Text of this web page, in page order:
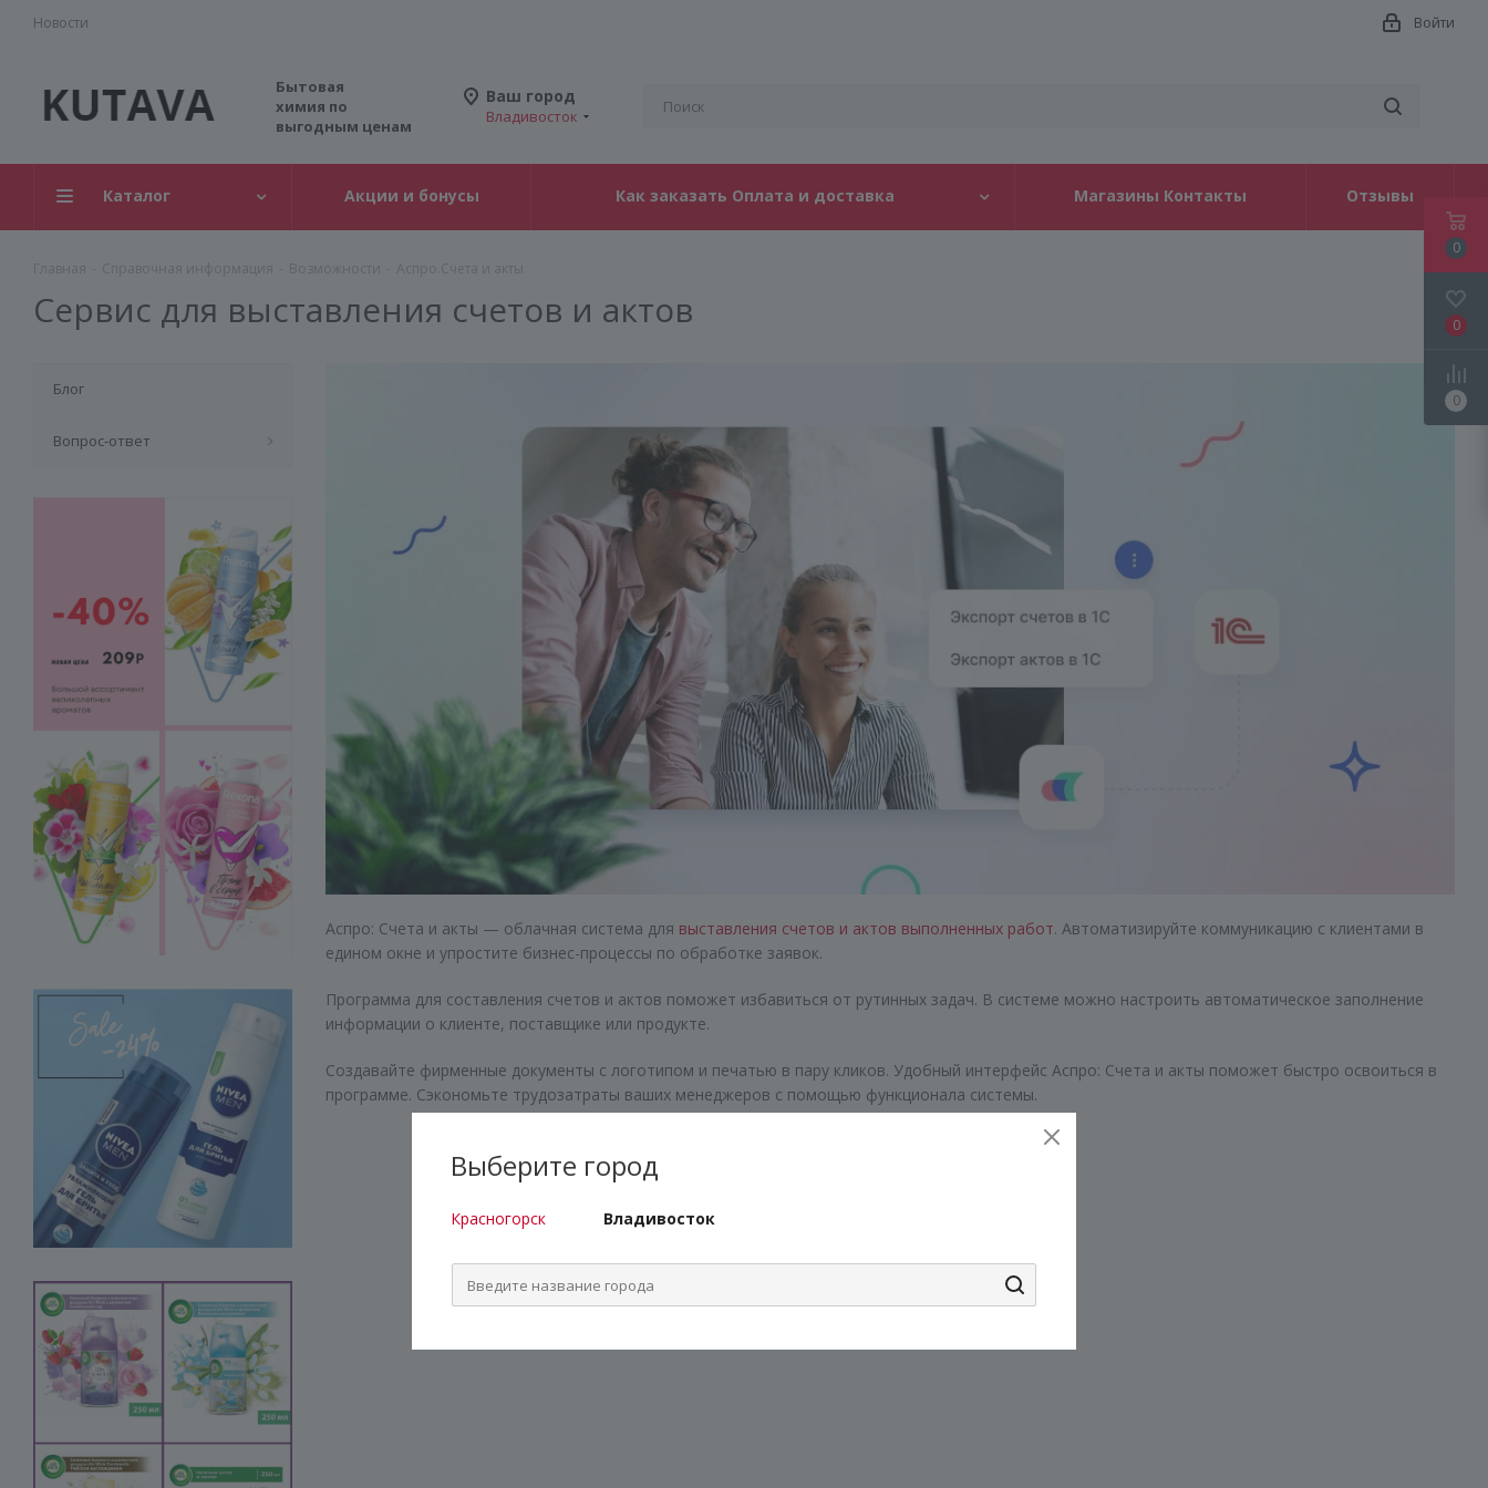
Новости Войти
Бытовая
химия по
выгодным ценам
Ваш город
Владивосток
Каталог Акции и бонусы Как заказать Оплата и доставка Магазины Контакты Отзывы
Сервис для выставления счетов и актов
Аспро: Счета и акты — облачная система для выставления счетов и актов выполненных работ. Автоматизируйте коммуникацию с клиентами в
едином окне и упростите бизнес-процессы по обработке заявок.
Программа для составления счетов и актов поможет избавиться от рутинных задач. В системе можно настроить автоматическое заполнение
информации о клиенте, поставщике или продукте.
Создавайте фирменные документы с логотипом и печатью в пару кликов. Удобный интерфейс Аспро: Счета и акты поможет быстро освоиться в
программе. Сэкономьте трудозатраты ваших менеджеров с помощью функционала системы.
Блог
Вопрос-ответ
Выберите город
Красногорск Владивосток
0
0
0